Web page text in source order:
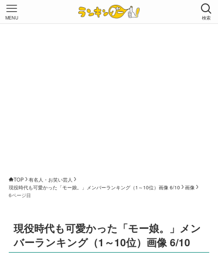
検索
MENU
TOP
有名人・お笑い芸人
現役時代も可愛かった「モー娘。」メンバーランキング（1～10位）画像 6/10
画像
6ページ目
現役時代も可愛かった「モー娘。」メン
バーランキング（1～10位）画像 6/10